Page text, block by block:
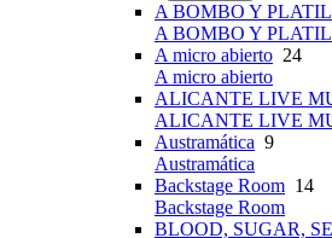
A BOMBO Y
A BOMBO Y
A micro abierto 24
A micro abierto
ALICANTE LIVE
ALICANTE LIVE
Austramática 9
Austramática
Backstage Room 14
Backstage Room
BLOOD, SUGAR,